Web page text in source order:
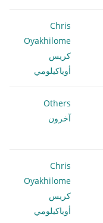
Chris
Oyakhilome
كريس
أوياكيلومي
Others
آخرون
Chris
Oyakhilome
كريس
أوياكيلومي